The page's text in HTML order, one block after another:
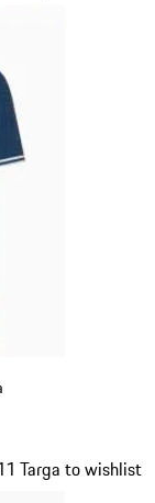
Targa to wishlist